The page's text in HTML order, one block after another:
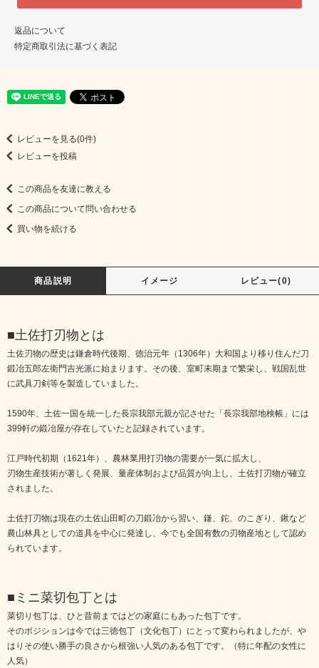
返品について
特定商取引法に基づく表記
レビューを見る(0件)
レビューを投稿
この商品を友達に教える
この商品について問い合わせる
買い物を続ける
商品説明 イメージ レビュー(0)
■土佐打刃物とは
土佐刃物の歴史は鎌倉時代後期、徳治元年（1306年）大和国より移り住んだ刀
鍛冶五郎左衛門吉光派に始まります。その後、室町末期まで繁栄し、戦国乱世
に武具刀剣等を製造していました。
1590年、土佐一国を統一した長宗我部元親が記させた「長宗我部地検帳」には
399軒の鍛冶屋が存在していたと記録されています。
江戸時代初期（1621年）、農林業用打刃物の需要が一気に拡大し、
刃物生産技術が著しく発展、量産体制および品質が向上し、土佐打刃物が確立
されました。
土佐打刃物は現在の土佐山田町の刀鍛冶から習い、鎌、鉈、のこぎり、鍬など
農山林具としての道具を中心に発達し、今でも全国有数の刃物産地として認め
られています。
■ミニ菜切包丁とは
菜切り包丁は、ひと昔前まではどの家庭にもあった包丁です。
そのポジションは今では三徳包丁（文化包丁）にとって変わられましたが、や
はりその使い勝手の良さから根強い人気のある包丁です。（特に年配の女性に
人気）